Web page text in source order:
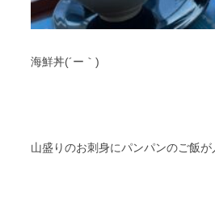
海鮮丼(´ー｀)
山盛りのお刺身にパンパンのご飯が